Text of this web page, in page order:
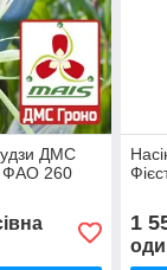
ДМС
ФАО 260
1